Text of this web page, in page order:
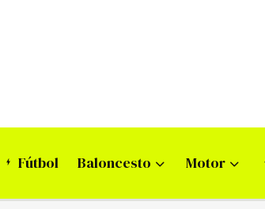
Fútbol Baloncesto Motor